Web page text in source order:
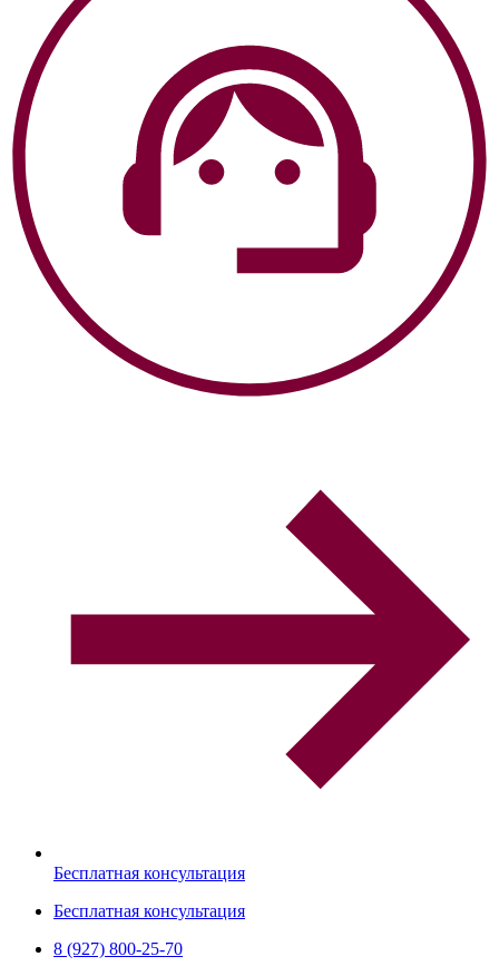
Бесплатная консультация
Бесплатная консультация
8 (927) 800-25-70